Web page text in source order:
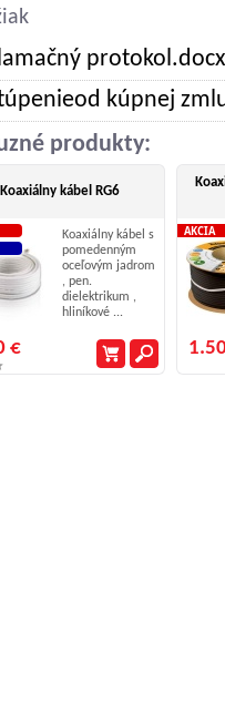
protokol.docx
kúpnej
produkty:
Koaxiálny kábel RG6
Koaxiálny kábel s
pomedenným
oceľovým jadrom
, pen.
dielektrikum ,
hliníkové ...
€
AKCIA